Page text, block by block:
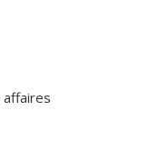
affaires